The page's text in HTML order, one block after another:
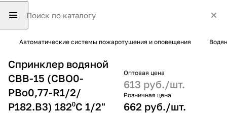
Автоматические системы пожаротушения и оповещения
Cпринклер водяной
СВВ-15 (СВО0-
РВо0,77-R1/2/
Р182.В3) 182⁰С 1/2"
Оптовая цена
613 руб./шт.
Розничная цена
662 руб./шт.